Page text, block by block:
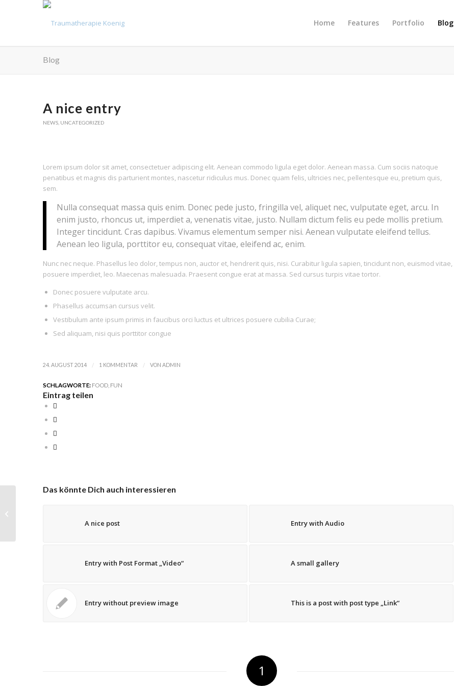
Home Features Portfolio Blog
Blog
A nice entry
NEWS, UNCATEGORIZED
Lorem ipsum dolor sit amet, consectetuer adipiscing elit. Aenean commodo ligula eget dolor. Aenean massa. Cum sociis natoque
penatibus et magnis dis parturient montes, nascetur ridiculus mus. Donec quam felis, ultricies nec, pellentesque eu, pretium quis,
sem.
Nulla consequat massa quis enim. Donec pede justo, fringilla vel, aliquet nec, vulputate eget, arcu. In
enim justo, rhoncus ut, imperdiet a, venenatis vitae, justo. Nullam dictum felis eu pede mollis pretium.
Integer tincidunt. Cras dapibus. Vivamus elementum semper nisi. Aenean vulputate eleifend tellus.
Aenean leo ligula, porttitor eu, consequat vitae, eleifend ac, enim.
Nunc nec neque. Phasellus leo dolor, tempus non, auctor et, hendrerit quis, nisi. Curabitur ligula sapien, tincidunt non, euismod vitae,
posuere imperdiet, leo. Maecenas malesuada. Praesent congue erat at massa. Sed cursus turpis vitae tortor.
Donec posuere vulputate arcu.
Phasellus accumsan cursus velit.
Vestibulum ante ipsum primis in faucibus orci luctus et ultrices posuere cubilia Curae;
Sed aliquam, nisi quis porttitor congue
24. AUGUST 2014 / 1 KOMMENTAR / VON ADMIN
SCHLAGWORTE: FOOD, FUN
Eintrag teilen
Das könnte Dich auch interessieren
A nice post Entry with Audio
Entry with Post Format „Video“ A small gallery
Entry without preview image This is a post with post type „Link“
1